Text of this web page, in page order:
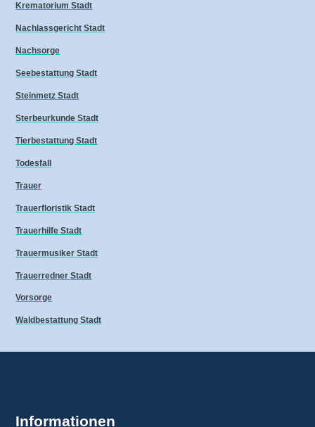
Krematorium Stadt
Nachlassgericht Stadt
Nachsorge
Seebestattung Stadt
Steinmetz Stadt
Sterbeurkunde Stadt
Tierbestattung Stadt
Todesfall
Trauer
Trauerfloristik Stadt
Trauerhilfe Stadt
Trauermusiker Stadt
Trauerredner Stadt
Vorsorge
Waldbestattung Stadt
Informationen